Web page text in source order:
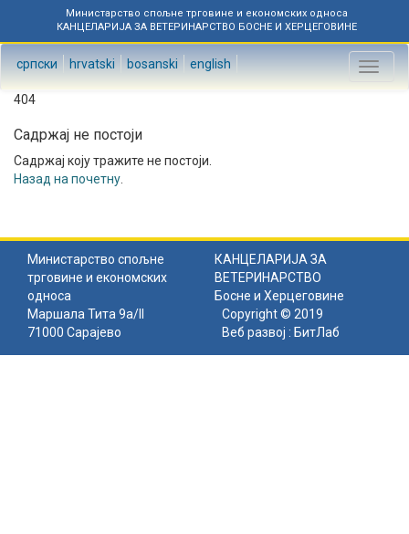
Министарство спољне трговине и економских односа
КАНЦЕЛАРИЈА ЗА ВЕТЕРИНАРСТВО БОСНЕ И ХЕРЦЕГОВИНЕ
српски hrvatski bosanski english
Toggle
404
Садржај не постоји
Садржај коју тражите не постоји.
Назад на почетну
Министарство спољне
трговине и економских
односа
КАНЦЕЛАРИЈА ЗА
ВЕТЕРИНАРСТВО
Босне и Херцеговине
Маршала Тита 9а/II
71000 Сарајево
Copyright © 2019
Веб развој : БитЛаб